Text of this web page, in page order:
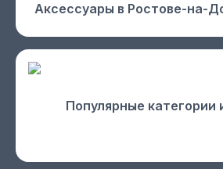
Аксессуары в Ростове-на-
Популярные категории